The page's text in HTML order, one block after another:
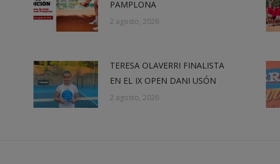
PAMPLONA
2 agosto, 2026
TERESA OLAVERRI FINALISTA
EN EL IX OPEN DANI USÓN
2 agosto, 2026